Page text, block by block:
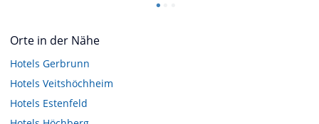
Orte in der Nähe
Hotels Gerbrunn
Hotels Veitshöchheim
Hotels Estenfeld